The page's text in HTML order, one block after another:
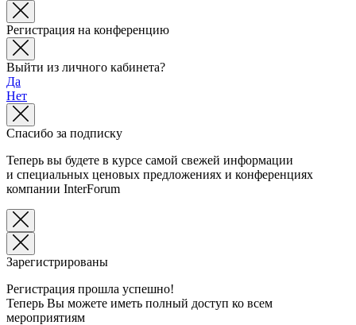
Регистрация на конференцию
Выйти из личного кабинета?
Да
Нет
Спасибо за подписку
Теперь вы будете в курсе самой свежей информации
и специальных ценовых предложениях и конференциях
компании InterForum
Зарегистрированы
Регистрация прошла успешно!
Теперь Вы можете иметь полный доступ ко всем
мероприятиям